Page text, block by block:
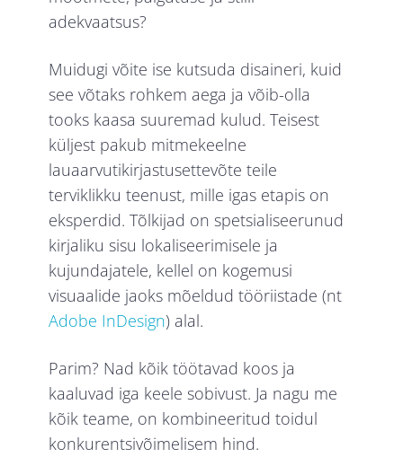
adekvaatsus?
Muidugi võite ise kutsuda disaineri, kuid
see võtaks rohkem aega ja võib-olla
tooks kaasa suuremad kulud. Teisest
küljest pakub mitmekeelne
lauaarvutikirjastusettevõte teile
terviklikku teenust, mille igas etapis on
eksperdid. Tõlkijad on spetsialiseerunud
kirjaliku sisu lokaliseerimisele ja
kujundajatele, kellel on kogemusi
visuaalide jaoks mõeldud tööriistade (nt
Adobe InDesign) alal.
Parim? Nad kõik töötavad koos ja
kaaluvad iga keele sobivust. Ja nagu me
kõik teame, on kombineeritud toidul
konkurentsivõimelisem hind.